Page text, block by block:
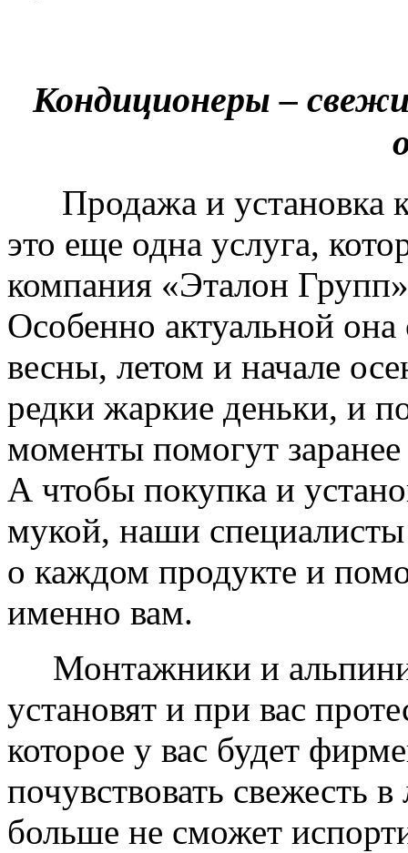
Кондиционеры –
Продажа и установка
это еще одна услуга,
компания «Эталон
Особенно актуальной она
весны, летом и начале
редки жаркие деньки, и
моменты помогут
А чтобы покупка и
мукой, наши специалисты
о каждом продукте и
именно вам.
Монтажники и
установят и при вас
которое у вас будет
почувствовать свежесть
больше не сможет